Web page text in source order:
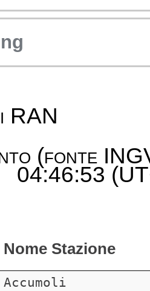
RAN
(fonte
04:46:53
Nome Stazione
Accumoli